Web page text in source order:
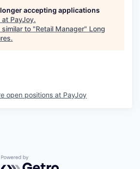
accepting applications
at PayJoy.
to "Retail Manager" Long
.
open positions at PayJoy
Powered by Getro.com